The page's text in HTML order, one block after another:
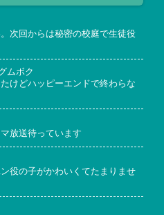
次回からは秘密の校庭で生徒役
ムボク
けどハッピーエンドで終わらな
放送待っています
役の子がかわいくてたまりませ